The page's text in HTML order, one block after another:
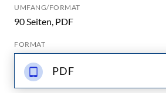
UMFANG/FORMAT
90 Seiten, PDF
FORMAT
PDF